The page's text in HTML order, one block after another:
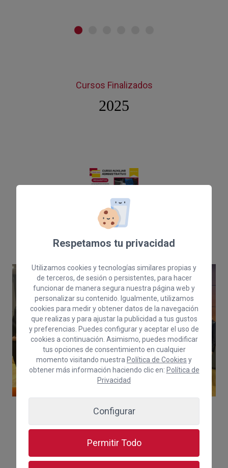
Cursos Finalizados
2025
Auxiliar Administrativo
Respetamos tu privacidad
Utilizamos cookies y tecnologías similares propias y
de terceros, de sesión o persistentes, para hacer
funcionar de manera segura nuestra página web y
personalizar su contenido. Igualmente, utilizamos
cookies para medir y obtener datos de la navegación
que realizas y para ajustar la publicidad a tus gustos
y preferencias. Puedes configurar y aceptar el uso de
cookies a continuación. Asimismo, puedes modificar
tus opciones de consentimiento en cualquier
momento visitando nuestra Política de Cookies y
obtener más información haciendo clic en: Política de
Privacidad
Configurar
Permitir Todo